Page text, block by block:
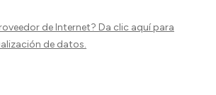
de Internet? Da clic aquípara
de datos.